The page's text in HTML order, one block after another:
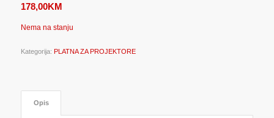
178,00KM
Nema na stanju
Kategorija: PLATNA ZA PROJEKTORE
Opis